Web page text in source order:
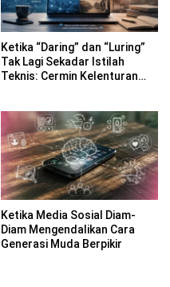
Ketika “Daring” dan “Luring”
Tak Lagi Sekadar Istilah
Teknis: Cermin Kelenturan
Ketika Media Sosial Diam-
Diam Mengendalikan Cara
Generasi Muda Berpikir